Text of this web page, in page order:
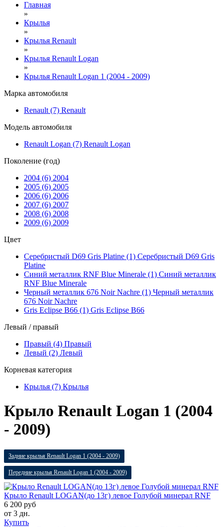
Главная
»
Крылья
»
Крылья Renault
»
Крылья Renault Logan
»
Крылья Renault Logan 1 (2004 - 2009)
Марка автомобиля
Renault (7) Renault
Модель автомобиля
Renault Logan (7) Renault Logan
Поколение (год)
2004 (6) 2004
2005 (6) 2005
2006 (6) 2006
2007 (6) 2007
2008 (6) 2008
2009 (6) 2009
Цвет
Серебристый D69 Gris Platine (1) Серебристый D69 Gris
Platine
Синий металлик RNF Blue Minerale (1) Синий металлик
RNF Blue Minerale
Черный металлик 676 Noir Nachre (1) Черный металлик
676 Noir Nachre
Gris Eclipse B66 (1) Gris Eclipse B66
Левый / правый
Правый (4) Правый
Левый (2) Левый
Корневая категория
Крылья (7) Крылья
Крыло Renault Logan 1 (2004
- 2009)
Задние крылья Renault Logan 1 (2004 - 2009)
Передние крылья Renault Logan 1 (2004 - 2009)
Крыло Renault LOGAN(до 13г) левое Голубой минерал RNF
6 200 руб
от 3 дн.
Купить